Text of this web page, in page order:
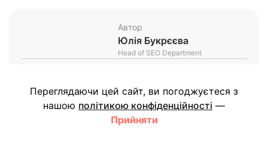
Автор
Юлія Букрєєва
Head of SEO Department
Переглядаючи цей сайт, ви погоджуєтеся з
нашою політикою конфіденційності —
Прийняти